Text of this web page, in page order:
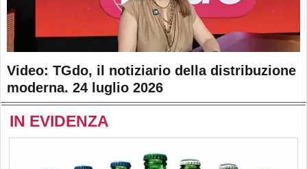
Video: TGdo, il notiziario della distribuzione
moderna. 24 luglio 2026
IN EVIDENZA